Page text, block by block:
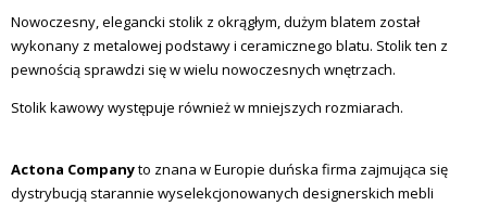
Nowoczesny, elegancki stolik z okrągłym, dużym blatem został
wykonany z metalowej podstawy i ceramicznego blatu. Stolik ten z
pewnością sprawdzi się w wielu nowoczesnych wnętrzach.
Stolik kawowy występuje również w mniejszych rozmiarach.
Actona Companyto znana w Europie duńska firma zajmująca się
dystrybucją starannie wyselekcjonowanych designerskich mebli